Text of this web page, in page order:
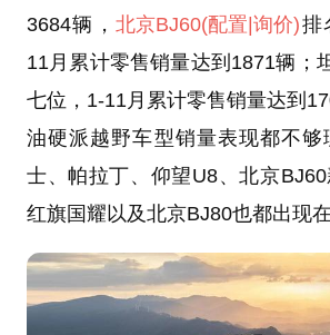
3684辆，北京BJ60(配置 |询价)排
11月累计零售销量达到1871辆；
七位，1-11月累计零售销量达到
油硬派越野车型销量表现都不够
士、帕拉丁、仰望U8、北京BJ60
红旗国耀以及北京BJ80也都出现在